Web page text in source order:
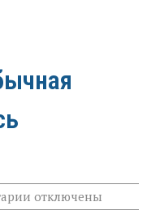
к
записи
отключены